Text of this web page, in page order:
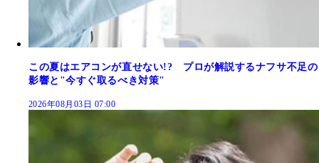
この夏はエアコンが直せない!? プロが解説するナフサ不足の
影響と"今すぐ取るべき対策"
2026年08月03日 07:00